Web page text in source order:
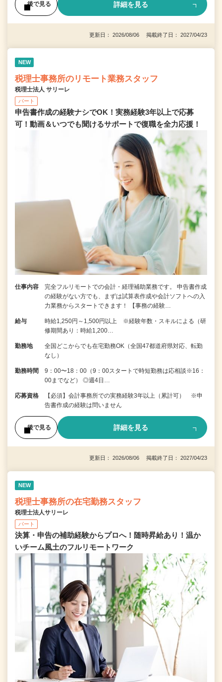
後で見る 詳細を見る
更新日： 2026/08/06 掲載終了日： 2027/04/23
NEW
税理士事務所のリモート業務スタッフ
税理士法人 サリーレ
パート
申告書作成の経験ナシでOK！実務経験3年以上で応募
可！動画＆いつでも聞けるサポートで復職を全⼒応援！
仕事内容
完全フルリモートでの会計・経理補助業務です。 申告書作成
の経験がない⽅でも、まずは試算表作成や会計ソフトへの⼊
⼒業務からスタートできます！ 【事務の経験…
給与
時給1,250円～1,500円以上 ※経験年数・スキルによる（研
修期間あり：時給1,200…
勤務地
全国どこからでも在宅勤務OK（全国47都道府県対応、転勤
なし）
勤務時間
9：00〜18：00（9：00スタートで時短勤務は応相談※16：
00までなど） ◎週4日…
応募資格
【必須】会計事務所での実務経験3年以上（累計可） ※申
告書作成の経験は問いません
後で見る 詳細を見る
更新日： 2026/08/06 掲載終了日： 2027/04/23
NEW
税理士事務所の在宅勤務スタッフ
税理士法人サリーレ
パート
決算・申告の補助経験からプロへ！随時昇給あり！温か
いチーム⾵⼟のフルリモートワーク